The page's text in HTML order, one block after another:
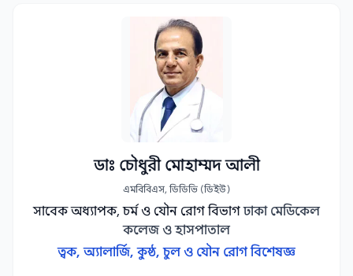
ডাঃ চৌধুরী মোহাম্মদ আলী
এমবিবিএস, ডিডিভি (ডিইউ)
সাবেক অধ্যাপক, চর্ম ও যৌন রোগ বিভাগ ঢাকা মেডিকেল
কলেজ ও হাসপাতাল
ত্বক, অ্যালার্জি, কুষ্ঠ, চুল ও যৌন রোগ বিশেষজ্ঞ